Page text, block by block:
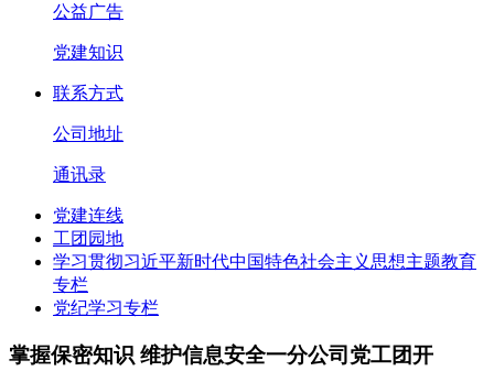
公益广告
党建知识
联系方式
公司地址
通讯录
党建连线
工团园地
学习贯彻习近平新时代中国特色社会主义思想主题教育
专栏
党纪学习专栏
掌握保密知识 维护信息安全一分公司党工团开